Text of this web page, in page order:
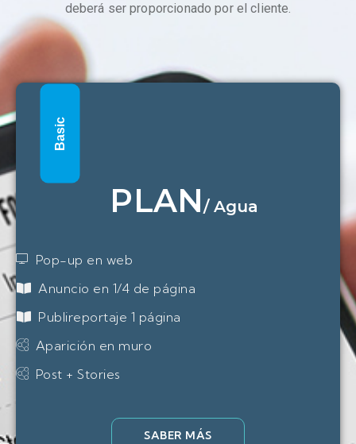
deberá ser proporcionado por el cliente.
Basic
PLAN/ Agua
Pop-up en web
Anuncio en 1/4 de página
Publireportaje 1 página
Aparición en muro
Post + Stories
SABER MÁS